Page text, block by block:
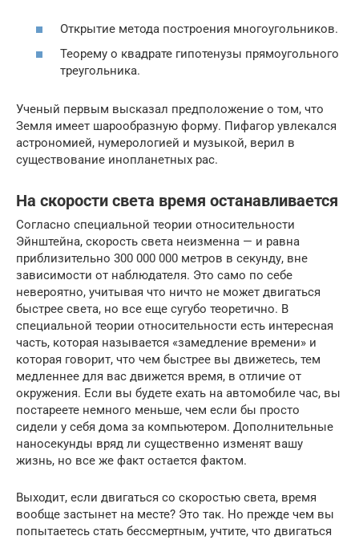
Открытие метода построения многоугольников.
Теорему о квадрате гипотенузы прямоугольного
треугольника.
Ученый первым высказал предположение о том, что
Земля имеет шарообразную форму. Пифагор увлекался
астрономией, нумерологией и музыкой, верил в
существование инопланетных рас.
На скорости света время останавливается
Согласно специальной теории относительности
Эйнштейна, скорость света неизменна — и равна
приблизительно 300 000 000 метров в секунду, вне
зависимости от наблюдателя. Это само по себе
невероятно, учитывая что ничто не может двигаться
быстрее света, но все еще сугубо теоретично. В
специальной теории относительности есть интересная
часть, которая называется «замедление времени» и
которая говорит, что чем быстрее вы движетесь, тем
медленнее для вас движется время, в отличие от
окружения. Если вы будете ехать на автомобиле час, вы
постареете немного меньше, чем если бы просто
сидели у себя дома за компьютером. Дополнительные
наносекунды вряд ли существенно изменят вашу
жизнь, но все же факт остается фактом.
Выходит, если двигаться со скоростью света, время
вообще застынет на месте? Это так. Но прежде чем вы
попытаетесь стать бессмертным, учтите, что двигаться